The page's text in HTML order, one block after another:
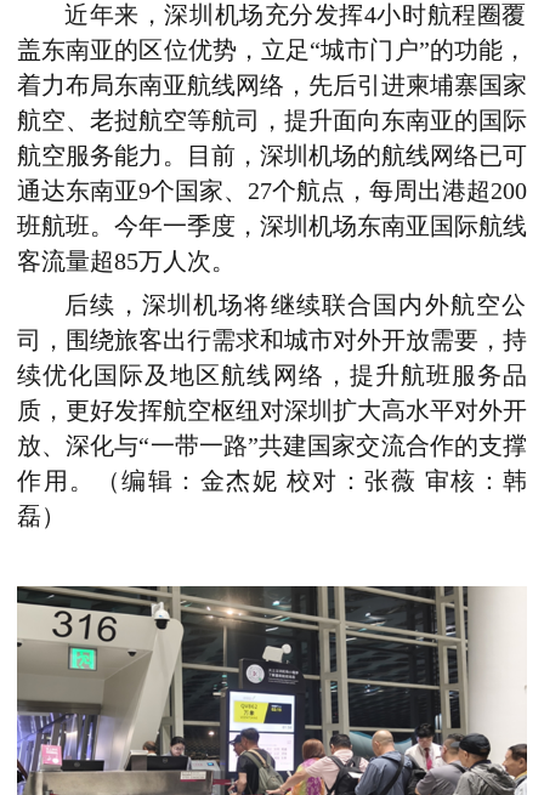
近年来，深圳机场充分发挥4小时航程圈覆
盖东南亚的区位优势，立足“城市门户”的功能，
着力布局东南亚航线网络，先后引进柬埔寨国家
航空、老挝航空等航司，提升面向东南亚的国际
航空服务能力。目前，深圳机场的航线网络已可
通达东南亚9个国家、27个航点，每周出港超200
班航班。今年一季度，深圳机场东南亚国际航线
客流量超85万人次。
后续，深圳机场将继续联合国内外航空公
司，围绕旅客出行需求和城市对外开放需要，持
续优化国际及地区航线网络，提升航班服务品
质，更好发挥航空枢纽对深圳扩大高水平对外开
放、深化与“一带一路”共建国家交流合作的支撑
作用。（编辑：金杰妮 校对：张薇 审核：韩
磊）